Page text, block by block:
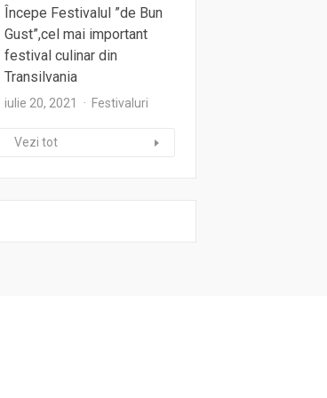
Începe Festivalul ”de Bun
Gust”,cel mai important
festival culinar din
Transilvania
iulie 20, 2021 Festivaluri
Vezi tot